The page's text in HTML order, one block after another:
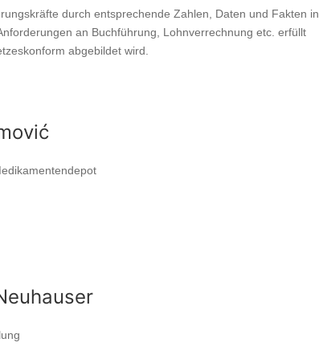
durch entsprechende Zahlen, Daten und Fakten in
an Buchführung, Lohnverrechnung etc. erfüllt
abgebildet wird.